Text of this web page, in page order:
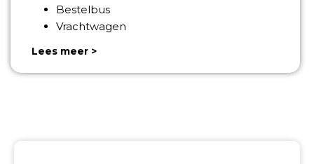
Bestelbus
Vrachtwagen
Lees meer >